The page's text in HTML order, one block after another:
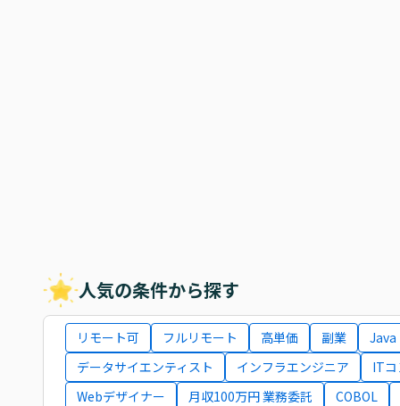
人気の条件から探す
リモート可 フルリモート 高単価 副業
Java
データサイエンティスト
インフラエンジニア
IT
Webデザイナー
月収100万円 業務委託 COBOL